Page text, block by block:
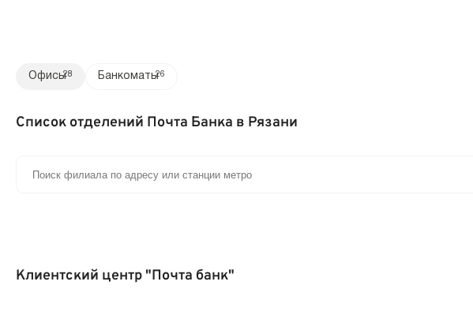
Офисы28 Банкоматы26
Список отделений Почта Банка в Рязани
Клиентский центр "Почта банк"